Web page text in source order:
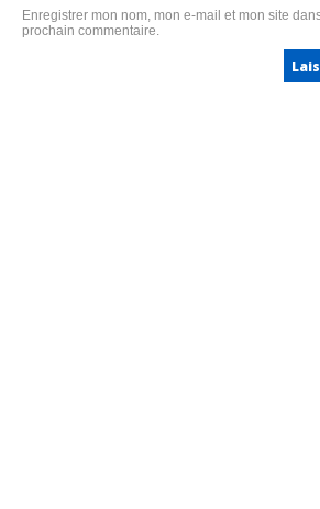
Enregistrer mon nom, mon e-mail et mon site
prochain commentaire.